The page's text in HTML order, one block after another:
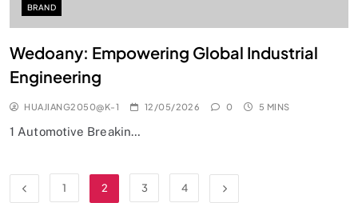
BRAND
Wedoany: Empowering Global Industrial
Engineering
HUAJIANG2050@K-1 12/05/2026 0 5 MINS
1 Automotive Breakin…
1 2 3 4